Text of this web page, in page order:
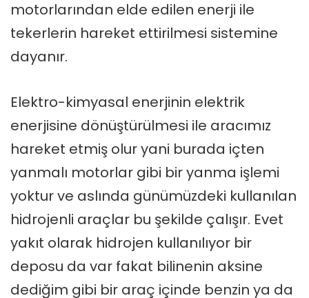
motorlarından elde edilen enerji ile
tekerlerin hareket ettirilmesi sistemine
dayanır.
Elektro-kimyasal enerjinin elektrik
enerjisine dönüştürülmesi ile aracımız
hareket etmiş olur yani burada içten
yanmalı motorlar gibi bir yanma işlemi
yoktur ve aslında günümüzdeki kullanılan
hidrojenli araçlar bu şekilde çalışır. Evet
yakıt olarak hidrojen kullanılıyor bir
deposu da var fakat bilinenin aksine
dediğim gibi bir araç içinde benzin ya da